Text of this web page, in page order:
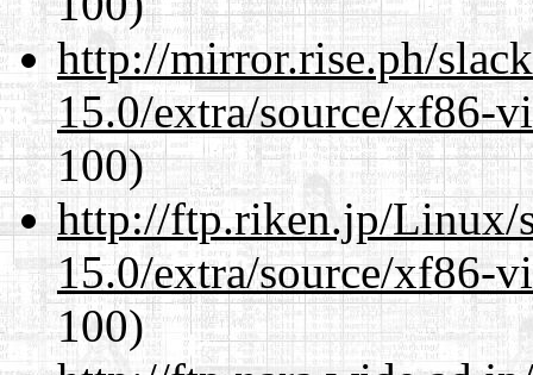
http://mirror.rise.ph/
15.0/extra/source/xf86-
100)
http://ftp.riken.jp/Linux/
15.0/extra/source/xf86-
100)